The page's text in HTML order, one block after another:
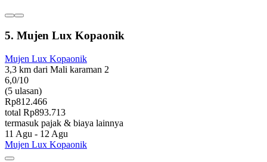
5. Mujen Lux Kopaonik
Mujen Lux Kopaonik
3,3 km dari Mali karaman 2
6,0/10
(5 ulasan)
Rp812.466
total Rp893.713
termasuk pajak & biaya lainnya
11 Agu - 12 Agu
Mujen Lux Kopaonik